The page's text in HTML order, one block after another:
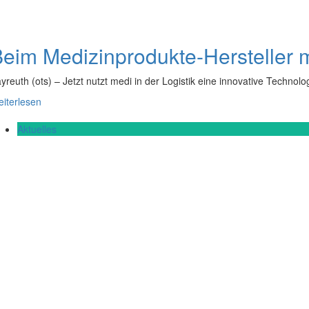
Medizinprodukte-Hersteller
(ots) – Jetzt nutzt medi in der Logistik eine innovative
Aktuelles